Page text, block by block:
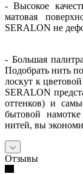
- Высокое
матовая
SERALON не
- Большая
Подобрать нить
лоскут к
SERALON
оттенков) и
бытовой
нитей, вы
Отзывы